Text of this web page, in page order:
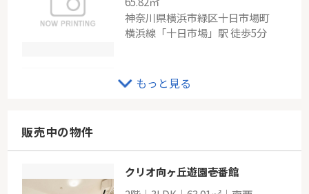
神奈川県横浜市緑区十日市場町
横浜線「十日市場」駅 徒歩5分
JR横浜線「十日市場」新築戸建て
-
もっと見る
販売中の物件
クリオ向ヶ丘遊園壱番館